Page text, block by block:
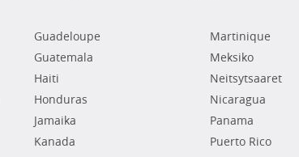
Guadeloupe
Guatemala
Haiti
Honduras
Jamaika
Kanada
Martinique
Meksiko
Neitsytsaaret
Nicaragua
Panama
Puerto Rico